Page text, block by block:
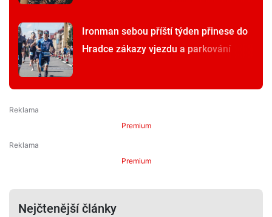
Ironman sebou příští týden přinese do
Hradce zákazy vjezdu a parkování
Premium
Premium
Nejčtenější články